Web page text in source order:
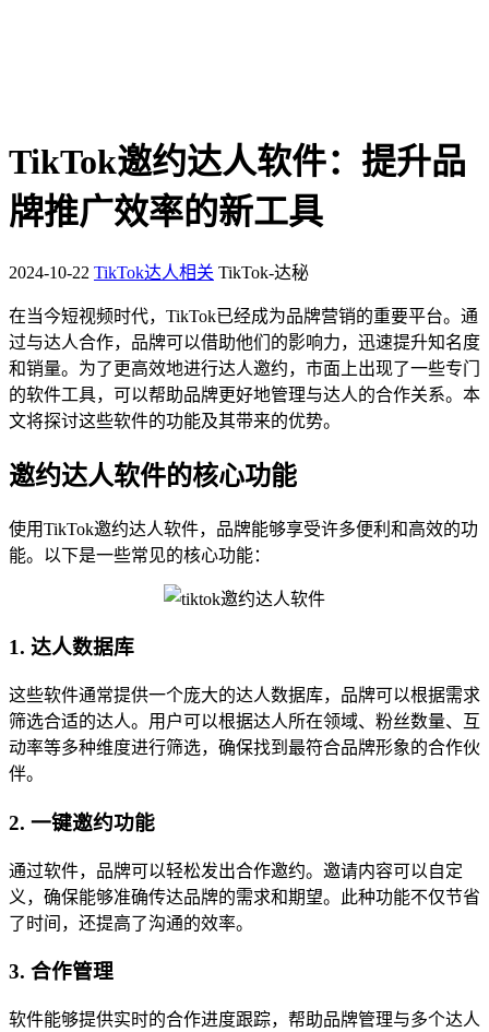
TikTok邀约达人软件：提升品
牌推广效率的新工具
2024-10-22 TikTok达人相关 TikTok-达秘
在当今短视频时代，TikTok已经成为品牌营销的重要平台。通
过与达人合作，品牌可以借助他们的影响力，迅速提升知名度
和销量。为了更高效地进行达人邀约，市面上出现了一些专门
的软件工具，可以帮助品牌更好地管理与达人的合作关系。本
文将探讨这些软件的功能及其带来的优势。
邀约达人软件的核心功能
使用TikTok邀约达人软件，品牌能够享受许多便利和高效的功
能。以下是一些常见的核心功能：
1. 达人数据库
这些软件通常提供一个庞大的达人数据库，品牌可以根据需求
筛选合适的达人。用户可以根据达人所在领域、粉丝数量、互
动率等多种维度进行筛选，确保找到最符合品牌形象的合作伙
伴。
2. 一键邀约功能
通过软件，品牌可以轻松发出合作邀约。邀请内容可以自定
义，确保能够准确传达品牌的需求和期望。此种功能不仅节省
了时间，还提高了沟通的效率。
3. 合作管理
软件能够提供实时的合作进度跟踪，帮助品牌管理与多个达人